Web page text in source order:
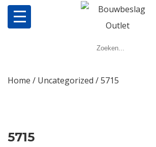
Producten
Bestellen
Home / Uncategorized / 5715
5715